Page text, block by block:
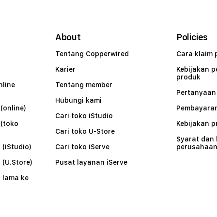
lama ke
About
Tentang Copperwired
Karier
Tentang member
Hubungi kami
Cari toko iStudio
Cari toko U-Store
Cari toko iServe
Pusat layanan iServe
Policies
Cara klaim
Kebijakan
produk
Pertanyaan
Kebijakan
Syarat dan
perusahaan